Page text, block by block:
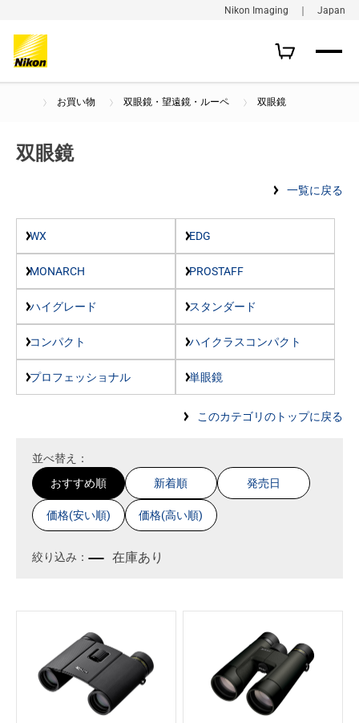
Nikon Imaging ｜ Japan
お買い物 双眼鏡・望遠鏡・ルーペ 双眼鏡
双眼鏡
一覧に戻る
WX EDG
MONARCH PROSTAFF
ハイグレード スタンダード
コンパクト ハイクラスコンパクト
プロフェッショナル 単眼鏡
このカテゴリのトップに戻る
並べ替え：
おすすめ順
新着順 発売日
価格(安い順) 価格(高い順)
在庫あり